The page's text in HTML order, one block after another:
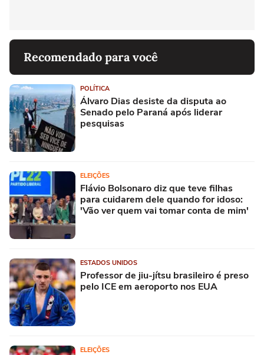
Recomendado para você
POLÍTICA
Álvaro Dias desiste da disputa ao
Senado pelo Paraná após liderar
pesquisas
ELEIÇÕES
Flávio Bolsonaro diz que teve filhas
para cuidarem dele quando for idoso:
'Vão ver quem vai tomar conta de mim'
ESTADOS UNIDOS
Professor de jiu-jítsu brasileiro é preso
pelo ICE em aeroporto nos EUA
ELEIÇÕES